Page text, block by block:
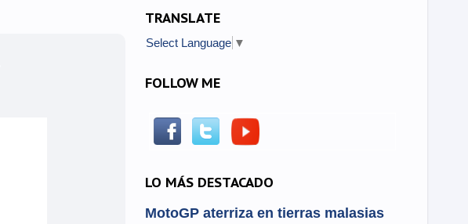
TRANSLATE
Select Language ▼
FOLLOW ME
LO MÁS DESTACADO
MotoGP aterriza en tierras malasias